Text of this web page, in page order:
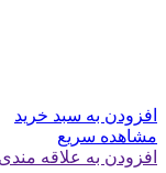
افزودن به سبد خرید
مشاهده سریع
افزودن به علاقه مندی